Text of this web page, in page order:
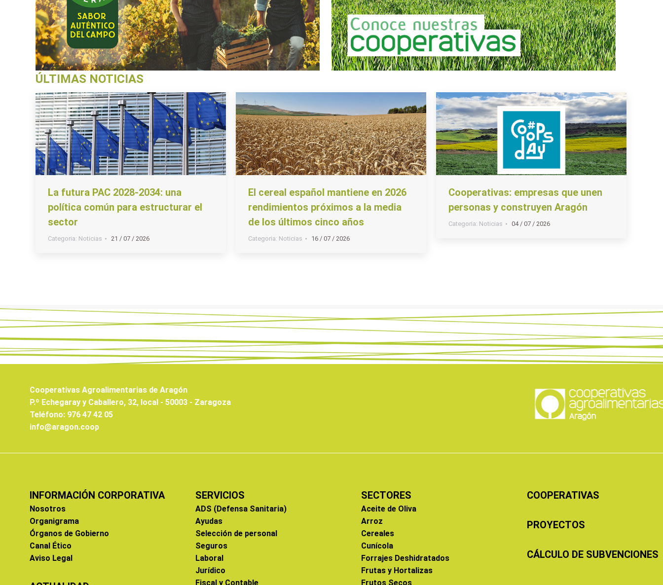
ÚLTIMAS NOTICIAS
La futura PAC 2028-2034: una
política común para estructurar el
sector
Categoria: Noticias 21 / 07 / 2026
El cereal español mantiene en 2026
rendimientos próximos a la media
de los últimos cinco años
Categoria: Noticias 16 / 07 / 2026
Cooperativas: empresas que unen
personas y construyen Aragón
Categoria: Noticias 04 / 07 / 2026
Cooperativas Agroalimentarias de Aragón
P.º Echegaray y Caballero, 32, local - 50003 - Zaragoza
Teléfono: 976 47 42 05
info@aragon.coop
INFORMACIÓN CORPORATIVA
Nosotros
Organigrama
Órganos de Gobierno
Canal Ético
Aviso Legal
SERVICIOS
ADS (Defensa Sanitaria)
Ayudas
Selección de personal
Seguros
Laboral
Jurídico
Fiscal y Contable
SECTORES
Aceite de Oliva
Arroz
Cereales
Cunícola
Forrajes Deshidratados
Frutas y Hortalizas
Frutos Secos
COOPERATIVAS
PROYECTOS
CÁLCULO DE SUBVENCIONES